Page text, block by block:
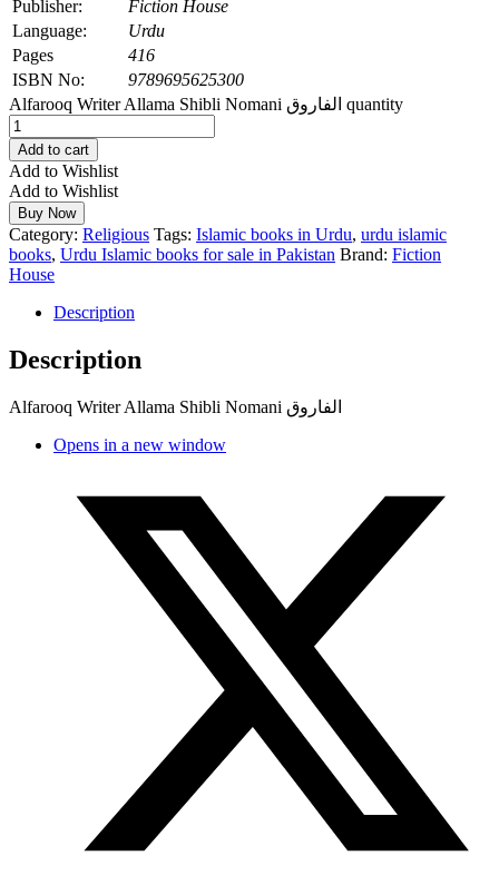
Publisher:
Fiction House
Language:
Urdu
Pages
416
ISBN No:
9789695625300
Alfarooq Writer Allama Shibli Nomani الفاروق quantity
Add to cart
Add to Wishlist
Add to Wishlist
Buy Now
Category: Religious Tags: Islamic books in Urdu, urdu islamic
books, Urdu Islamic books for sale in Pakistan Brand: Fiction
House
Description
Description
Alfarooq Writer Allama Shibli Nomani الفاروق
Opens in a new window